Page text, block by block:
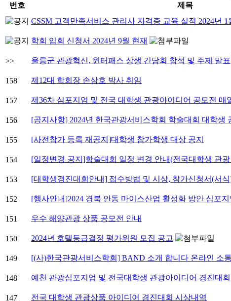
번호
제목
CSSM 고객만족서비스 관리사 자격증 교육 실적 2024년 1
학회 입회 신청서 2024년 9월 현재
>>
울릉군 관광혁신, 윈터패스 상생 간담회 참석 및 주제 발표
158
제12대 학회장 손삼호 박사 취임
157
제36차 심포지엄 및 전국 대학생 관광아이디어 공모전 매
156
[공지사항] 2024년 한국관광서비스학회 학술대회 대학생
155
[사전참가 등록 재공지]대학생 참가학생 대상 공지
154
[일정변경 공지]학술대회 일정 변경 안내(전국대학생 관
153
[대학생경진대회안내] 접수방법 및 시상, 참가신청서(서
152
[행사안내]2024 경북 안동 마이스산업 활성화 방안 심포지
151
우수 해양관광 상품 공모전 안내
150
2024년 호텔등급결정 평가위원 모집 공고
149
[(사)한국관광서비스학회] BAND 소개 합니다 온라인 소
148
예천 관광심포지엄 및 전국대학생 관광아이디어 경진대
147
전국 대학생 관광상품 아이디어 경진대회 시상내역